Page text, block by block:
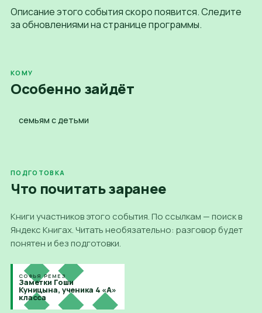
Описание этого события скоро появится. Следите
за обновлениями настранице программы.
КОМУ
Особенно зайдёт
семьям с детьми
ПОДГОТОВКА
Что почитатьзаранее
Книги участников этого события. По ссылкам — поиск в
Яндекс Книгах. Читать необязательно: разговор будет
понятен и без подготовки.
СОФЬЯ РЕМЕЗ
Заметки Гоши
Куницына, ученика 4 «А»
класса